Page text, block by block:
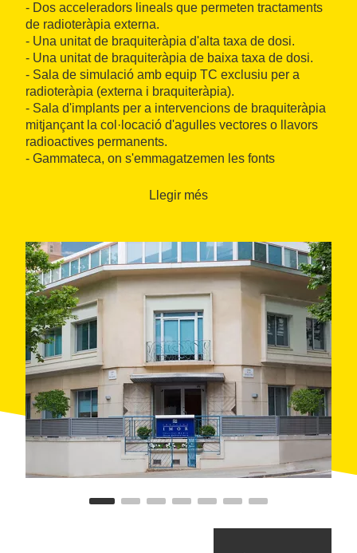
- Dos acceleradors lineals que permeten tractaments
de radioteràpia externa.
- Una unitat de braquiteràpia d'alta taxa de dosi.
- Una unitat de braquiteràpia de baixa taxa de dosi.
- Sala de simulació amb equip TC exclusiu per a
radioteràpia (externa i braquiteràpia).
- Sala d'implants per a intervencions de braquiteràpia
mitjançant la col·locació d'agulles vectores o llavors
radioactives permanents.
- Gammateca, on s'emmagatzemen les fonts
- Hospital de dia amb tres habitacions, espai
d'infermeria i sala de descans per als familiars.
A més a més, al centre hi ha diversos despatxos
mèdics i el Servei de Física Mèdica i Protecció
Radiològica.
L'objectiu principal de l'IMOR és donar unaatenció
de qualitat, ràpida i personalitzada
, tot utilitzant la
tecnologia mèdica més innovadora.
Llegir més